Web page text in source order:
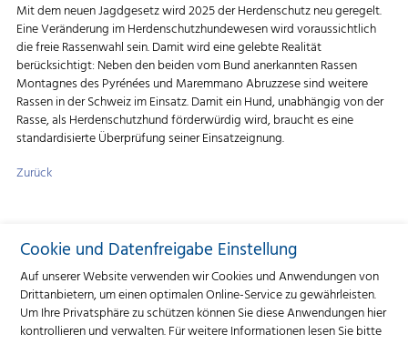
Mit dem neuen Jagdgesetz wird 2025 der Herdenschutz neu geregelt.
Eine Veränderung im Herdenschutzhundewesen wird voraussichtlich
die freie Rassenwahl sein. Damit wird eine gelebte Realität
berücksichtigt: Neben den beiden vom Bund anerkannten Rassen
Montagnes des Pyrénées und Maremmano Abruzzese sind weitere
Rassen in der Schweiz im Einsatz. Damit ein Hund, unabhängig von der
Rasse, als Herdenschutzhund förderwürdig wird, braucht es eine
standardisierte Überprüfung seiner Einsatzeignung.
Zurück
Cookie und Datenfreigabe Einstellung
Auf unserer Website verwenden wir Cookies und Anwendungen von
Drittanbietern, um einen optimalen Online-Service zu gewährleisten.
Um Ihre Privatsphäre zu schützen können Sie diese Anwendungen hier
kontrollieren und verwalten.Für weitere Informationen lesen Sie bitte